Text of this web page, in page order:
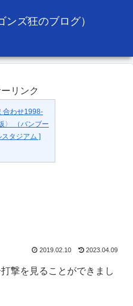
ンズ狂のブログ）
リンク
合わせ1998-
〉 （バンブー
タジアム ]
2019.02.10 2023.04.09
撃を見ることができまし